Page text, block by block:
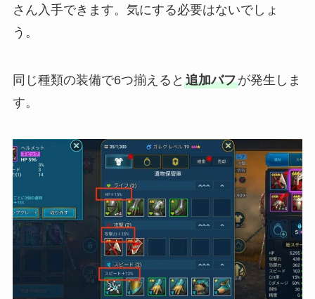
さん入手できます。気にする必要はないでしょ
う。
同じ種類の装備で6つ揃えると 追加バフが発生しま
す。